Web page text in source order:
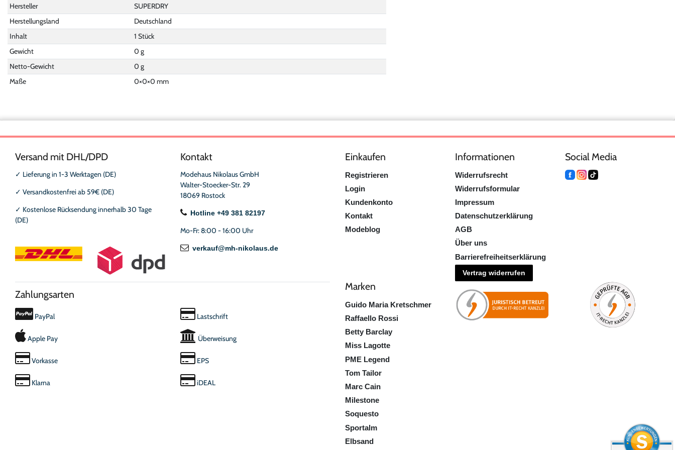
Hersteller
SUPERDRY
Herstellungsland
Deutschland
Inhalt
1 Stück
Gewicht
0 g
Netto-Gewicht
0 g
Maße
0×0×0 mm
Versand mit DHL/DPD
✓ Lieferung in 1-3 Werktagen (DE)
✓ Versandkostenfrei ab 59€ (DE)
✓ Kostenlose Rücksendung innerhalb 30 Tage
(DE)
Kontakt
Modehaus Nikolaus GmbH
Walter-Stoecker-Str. 29
18069 Rostock
Hotline +49 381 82197
Mo-Fr: 8:00 - 16:00 Uhr
verkauf@mh-nikolaus.de
Zahlungsarten
PayPal
Apple Pay
Vorkasse
Klarna
Lastschrift
Überweisung
EPS
iDEAL
Einkaufen
Registrieren
Login
Kundenkonto
Kontakt
Modeblog
Informationen
Widerrufsrecht
Widerrufsformular
Impressum
Datenschutzerklärung
AGB
Über uns
Barrierefreiheitserklärung
Vertrag widerrufen
Social Media
Marken
Guido Maria Kretschmer
Raffaello Rossi
Betty Barclay
Miss Lagotte
PME Legend
Tom Tailor
Marc Cain
Milestone
Soquesto
Sportalm
Elbsand